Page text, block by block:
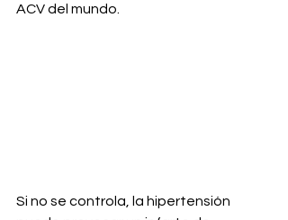
ACV del mundo.
Si no se controla, la hipertensión